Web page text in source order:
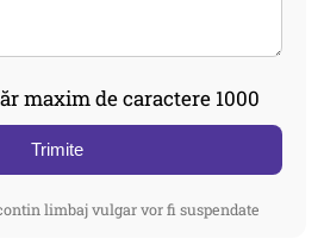
maxim de caractere 1000
Trimite
limbaj vulgar vor fi suspendate